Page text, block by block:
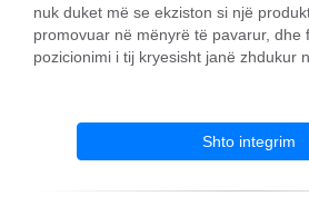
nuk duket më se ekziston si një
promovuar në mënyrë të pavarur, dhe
pozicionimi i tij kryesisht janë zhdukur
Shto integrim